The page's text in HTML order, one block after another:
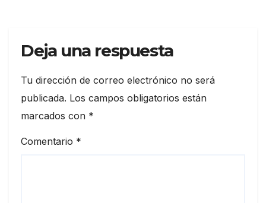
Deja una respuesta
Tu dirección de correo electrónico no será
publicada. Los campos obligatorios están
marcados con *
Comentario *